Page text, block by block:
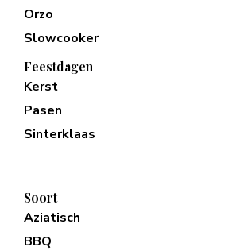
Orzo
Slowcooker
Feestdagen
Kerst
Pasen
Sinterklaas
Soort
Aziatisch
BBQ